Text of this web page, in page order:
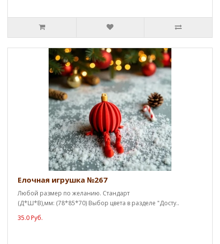
Елочная игрушка №267
Любой размер по желанию. Стандарт
(Д*Ш*В),мм: (78*85*70) Выбор цвета в разделе "Досту..
35.0 Руб.